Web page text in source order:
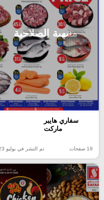
منتهية الصلاحية
سفاري هايبر
ماركت
19 صفحات تم النشر في يوليو 23